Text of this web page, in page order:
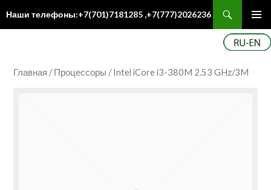
Наши телефоны:+7(701)7181285 ,+7(777)2026236
Главная /Процессоры / Intel iCore i3-380M 2.53 GHz/3M